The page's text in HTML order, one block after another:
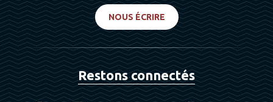
NOUS ÉCRIRE
Restons connectés